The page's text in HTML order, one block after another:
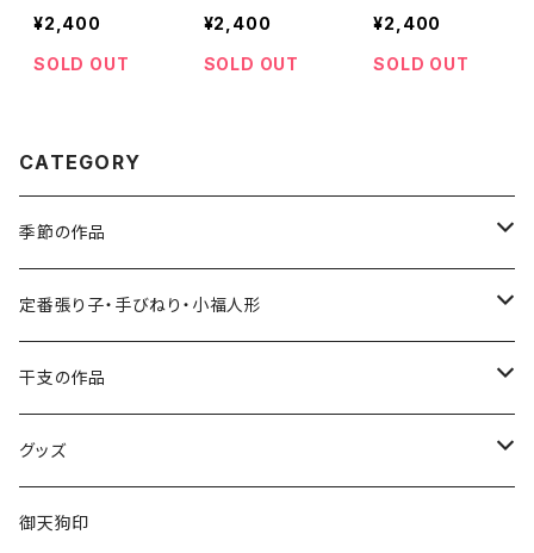
チ ~夜富士~（約
39cm×39cm）
¥2,400
SOLD OUT
チ ~たんぽぽ~
（約39cm×39c
m）
¥2,400
SOLD OUT
チ ~せせらぎ~
（約39cm×39c
m）
¥2,400
SOLD OUT
CATEGORY
季節の作品
張り子
手びねり人形
グッズ
定番張り子・手びねり・小福人形
張り子
手びねり人形・小福人形
干支の作品
張り子
手びねり人形
グッズ
キーホルダー
御天狗印